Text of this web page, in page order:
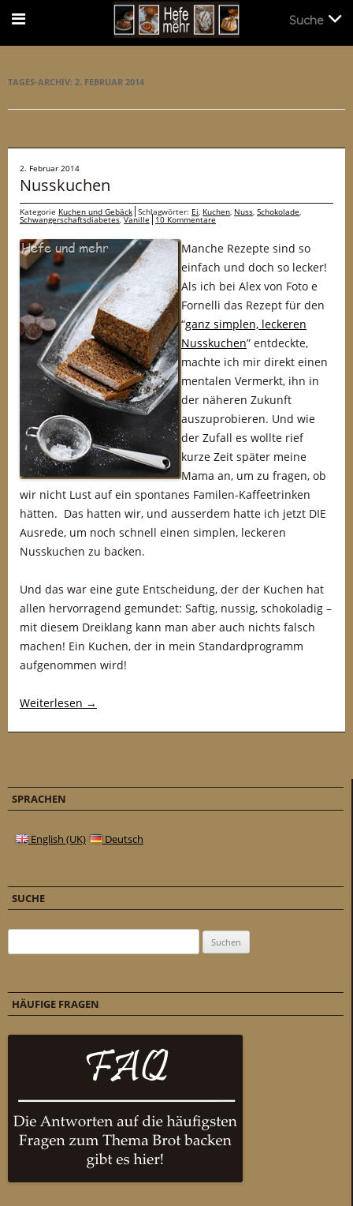
TAGES-ARCHIV: 2. FEBRUAR 2014
2. Februar 2014
Nusskuchen
Kategorie Kuchen und Gebäck Schlagwörter: Ei, Kuchen, Nuss, Schokolade,
Schwangerschaftsdiabetes,Vanille 10 Kommentare
Manche Rezepte sind so
einfach und doch so lecker!
Als ich bei Alex von Foto e
Fornelli das Rezept für den
“ganz simplen, leckeren
Nusskuchen” entdeckte,
machte ich mir direkt einen
mentalen Vermerkt, ihn in
der näheren Zukunft
auszuprobieren. Und wie
der Zufall es wollte rief
kurze Zeit später meine
Mama an, um zu fragen, ob
wir nicht Lust auf ein spontanes Familen-Kaffeetrinken
hätten. Das hatten wir, und ausserdem hatte ich jetzt DIE
Ausrede, um noch schnell einen simplen, leckeren
Nusskuchen zu backen.
Und das war eine gute Entscheidung, der der Kuchen hat
allen hervorragend gemundet: Saftig, nussig, schokoladig –
mit diesem Dreiklang kann man aber auch nichts falsch
machen! Ein Kuchen, der in mein Standardprogramm
aufgenommen wird!
Weiterlesen →
SPRACHEN
English (UK) Deutsch
SUCHE
HÄUFIGE FRAGEN
Suche
Suche